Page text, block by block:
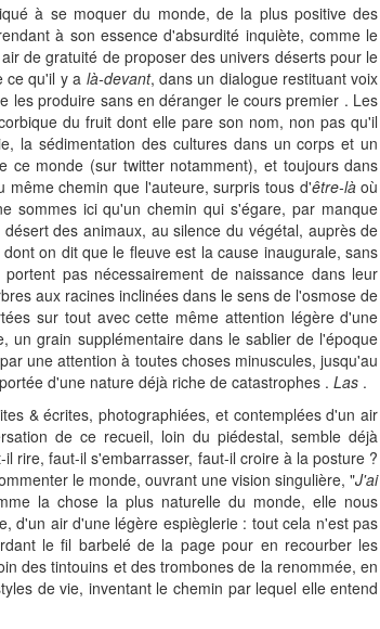
à se moquer du monde, de la plus positive des
à son essence d'absurdité inquiète, comme le
de gratuité de proposer des univers déserts pour le
ce qu'il y a là-devant, dans un dialogue restituant voix
les produire sans en déranger le cours premier . Les
du fruit dont elle pare son nom, non pas qu'il
la sédimentation des cultures dans un corps et un
ce monde (sur twitter notamment), et toujours dans
chemin que l'auteure, surpris tous d'être-làoù
sommes ici qu'un chemin qui s'égare, par manque
des animaux, au silence du végétal, auprès de
on dit que le fleuve est la cause inaugurale, sans
pas nécessairement de naissance dans leur
aux racines inclinées dans le sens de l'osmose de
sur tout avec cette même attention légère d'une
un grain supplémentaire dans le sablier de l'époque
une attention à toutes choses minuscules, jusqu'au
d'une nature déjà riche de catastrophes . Las .
& écrites, photographiées, et contemplées d'un air
de ce recueil, loin du piédestal, semble déjà
rire, faut-il s'embarrasser, faut-il croire à la posture ?
le monde, ouvrant une vision singulière, "J'ai
la chose la plus naturelle du monde, elle nous
d'un air d'une légère espièglerie : tout cela n'est pas
le fil barbelé de la page pour en recourber les
des tintouins et des trombones de la renommée, en
de vie, inventant le chemin par lequel elle entend